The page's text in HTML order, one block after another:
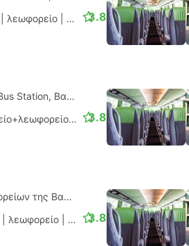
λεωφορείο Κανονικό
3.8
Warszawa Wloscianska Bus Station, Βαρσοβία
13ώ 50λεπτά λεωφορείο+λεωφορείο.Μονή σύνδεση
3.8
Δυτικός σταθμός λεωφορείων της Βαρσοβίας
λεωφορείο Κανονικό
3.8